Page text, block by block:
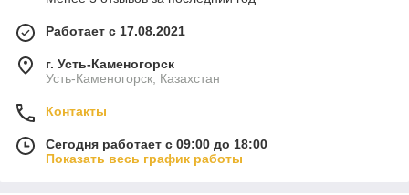
Работает с 17.08.2021
г. Усть-Каменогорск
Усть-Каменогорск, Казахстан
Контакты
Сегодня работает с 09:00 до 18:00
Показать весь график работы